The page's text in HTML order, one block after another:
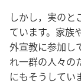
しかし，実のと
ています。家族
外宣教に参加し
れ一群の人々の
にもそうしてい